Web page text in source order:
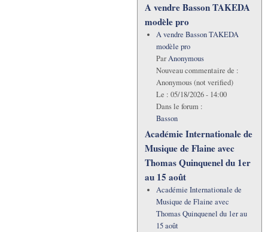
A vendre Basson TAKEDA
modèle pro
A vendre Basson TAKEDA
modèle pro
ParAnonymous
Nouveau commentaire de :
Anonymous (not verified)
Le : 05/18/2026 - 14:00
Dans le forum :
Basson
Académie Internationale de
Musique de Flaine avec
Thomas Quinquenel du 1er
au 15 août
Académie Internationale de
Musique de Flaine avec
Thomas Quinquenel du 1er au
15 août